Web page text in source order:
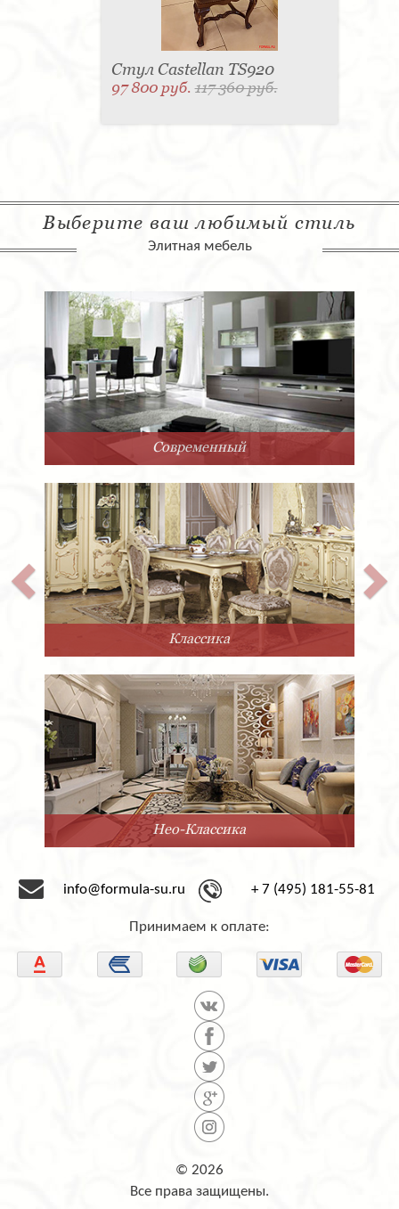
Стул Castellan TS920
97 800 руб.117 360 руб.
Выберите ваш любимый стиль
Элитная мебель
Современный
Классика
Нео-Классика
info@formula-su.ru + 7 (495) 181-55-81
Принимаем к оплате:
© 2026
Все права защищены.